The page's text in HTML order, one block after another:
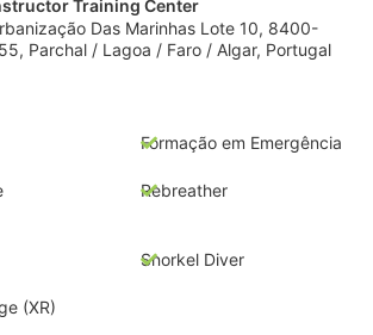
Training Center
Das Marinhas Lote 10, 8400-
Parchal / Lagoa / Faro / Algar, Portugal
Formação em Emergência
Rebreather
Snorkel Diver
(XR)